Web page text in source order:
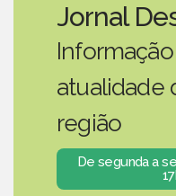
Jornal
atualidade
região
De segunda a